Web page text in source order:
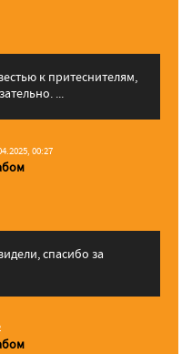
к притеснителям,
...
00:27
спасибо за